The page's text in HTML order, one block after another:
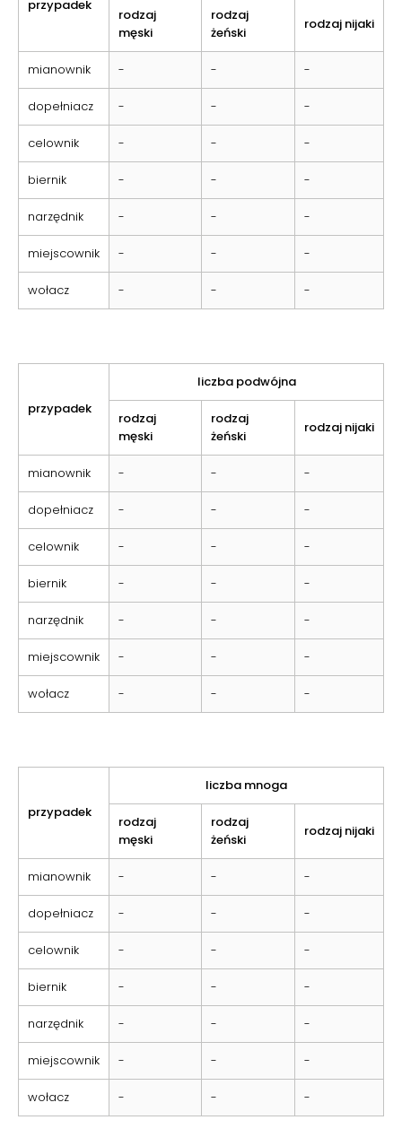
przypadek
rodzaj
męski
rodzaj
żeński
rodzaj nijaki
mianownik - - -
dopełniacz - - -
celownik - - -
biernik - - -
narzędnik - - -
miejscownik - - -
wołacz - - -
przypadek
liczba podwójna
rodzaj
męski
rodzaj
żeński
rodzaj nijaki
mianownik - - -
dopełniacz - - -
celownik - - -
biernik - - -
narzędnik - - -
miejscownik - - -
wołacz - - -
przypadek
liczba mnoga
rodzaj
męski
rodzaj
żeński
rodzaj nijaki
mianownik - - -
dopełniacz - - -
celownik - - -
biernik - - -
narzędnik - - -
miejscownik - - -
wołacz - - -